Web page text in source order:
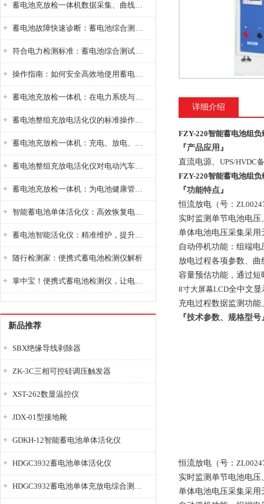
蓄电池充放检一体机数据采集、曲线分析与电池健康状态智能评估功能详解
蓄电池故障快速诊断：蓄电池综合测试仪判断落后电池的方法与标准
符合电力检测标准：蓄电池综合测试仪测试规范与精度校准方法详解
操作指南：如何安全高效地使用蓄电池智能活化仪？
蓄电池充放检一体机：在电力系统与储能设备中的创新应用，确保蓄电池性能与可靠性
蓄电池整组充放电活化仪的标准操作流程：从接线设置到充放电参数设定的安全规范
蓄电池充放检一体机：充电、放电、检测三功能集成设备
蓄电池整组充放电活化仪对电动汽车电池有帮助吗？
蓄电池充放检一体机：为电池健康管理提供一站式解决方案
智能蓄电池单体活化仪：高效恢复电池性能，延长蓄电池使用寿命
蓄电池智能活化仪：精准维护，提升电池健康状态
随行检测家：便携式蓄电池检测仪解析
掌中宝！便携式蓄电池检测仪，让电池检测变得简单又快捷！
新品推荐
SBX绝缘导线剥除器
ZK-3C三相可控硅调压触发器
XST-262数显温控仪
JDX-01型接地靴
GDKH-12智能蓄电池单体活化仪
HDGC3932蓄电池单体活化仪
HDGC3932蓄电池单体充放电综合测试仪
详细介绍
FZY-220智能蓄电池组负
『产品应用』
直流电源、 UPS/HVDC
FZY-220智能蓄电池组负
『功能特点』
恒流放电（号：
实时监测单节电池电
单体电池电压采集采
自动停机功能：组端
放电过程各项参数、
容量预估功能，通过
8寸大屏幕LCD全中文显
充电过程数据监测功能
『技术参数、规格型号
恒流放电（号：
实时监测单节电池电
单体电池电压采集采